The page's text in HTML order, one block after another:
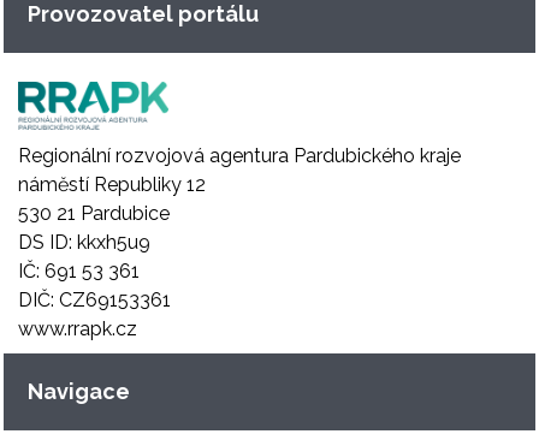
Provozovatel portálu
Regionální rozvojová agentura Pardubického kraje
náměstí Republiky 12
530 21 Pardubice
DS ID: kkxh5u9
IČ: 691 53 361
DIČ: CZ69153361
www.rrapk.cz
Navigace